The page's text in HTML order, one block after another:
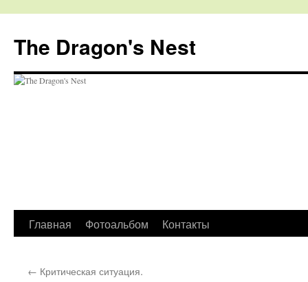
The Dragon's Nest
Перейти
содержимому
Главная Фотоальбом Контакты
← Критическая ситуация.